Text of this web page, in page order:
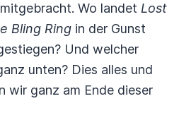
Wo landet Lost
Bling Ring in der Gunst
Und welcher
unten? Dies alles und
wir ganz am Ende dieser